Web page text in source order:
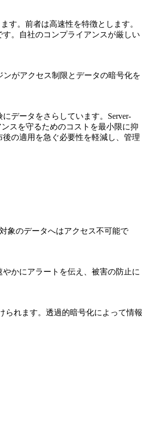
す。前者は高速性を特徴とします。
。自社のコンプライアンスが厳しい
ンがアクセス制限とデータの暗号化を
データをさらしています。Server-
スを守るためのコストを最小限に抑
の適用を急ぐ必要性を軽減し、管理
象のデータへはアクセス不可能で
かにアラートを伝え、被害の防止に
られます。透過的暗号化によって情報